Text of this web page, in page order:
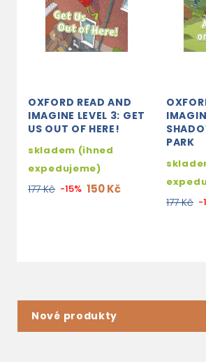
OXFORD READ AND
IMAGINE LEVEL 3: GET
US OUT OF HERE!
skladem (ihned
expedujeme)
177 Kč -15% 150 Kč
PARK
177 Kč -
Nové produkty